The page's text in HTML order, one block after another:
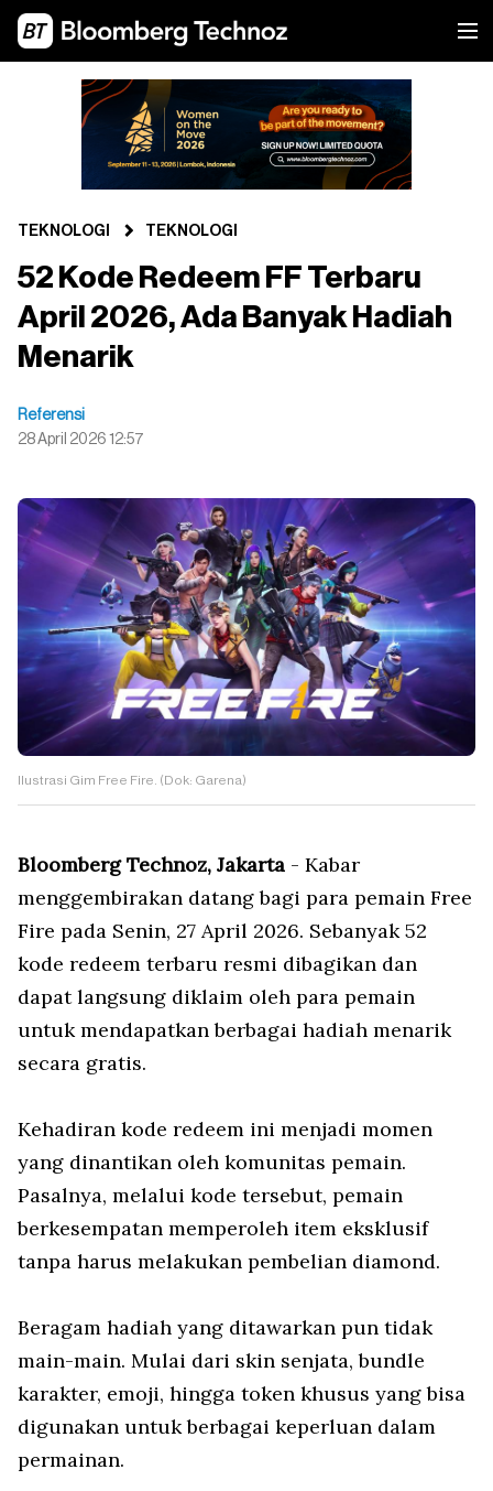
TEKNOLOGI TEKNOLOGI
52 Kode Redeem FF Terbaru
April 2026, Ada Banyak Hadiah
Menarik
Referensi
28 April 2026 12:57
Ilustrasi Gim Free Fire. (Dok: Garena)
Bloomberg Technoz, Jakarta - Kabar
menggembirakan datang bagi para pemain Free
Fire pada Senin, 27 April 2026. Sebanyak 52
kode redeem terbaru resmi dibagikan dan
dapat langsung diklaim oleh para pemain
untuk mendapatkan berbagai hadiah menarik
secara gratis.
Kehadiran kode redeem ini menjadi momen
yang dinantikan oleh komunitas pemain.
Pasalnya, melalui kode tersebut, pemain
berkesempatan memperoleh item eksklusif
tanpa harus melakukan pembelian diamond.
Beragam hadiah yang ditawarkan pun tidak
main-main. Mulai dari skin senjata, bundle
karakter, emoji, hingga token khusus yang bisa
digunakan untuk berbagai keperluan dalam
permainan.